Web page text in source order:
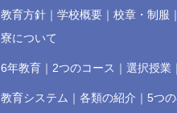
教育方針 学校概要 校章・制服
寮について
6年教育 2つのコース 選択授業
教育システム 各類の紹介 5つ